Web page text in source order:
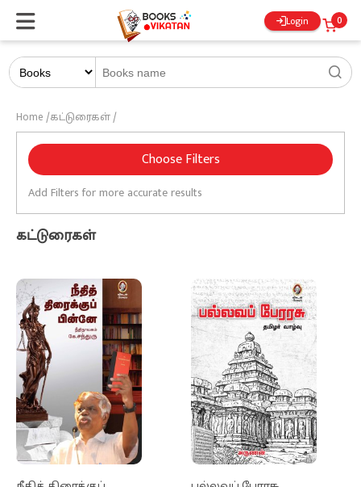
Login 0
Home /கட்டுரைகள் /
Choose Filters
Add Filters for more accurate results
கட்டுரைகள்